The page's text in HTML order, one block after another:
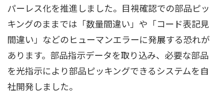
パーレス化を推進しました。目視確認での部品ピッ
キングのままでは「数量間違い」や「コード表記見
間違い」などのヒューマンエラーに発展する恐れが
あります。部品指示データを取り込み、必要な部品
を光指示により部品ピッキングできるシステムを自
社開発しました。